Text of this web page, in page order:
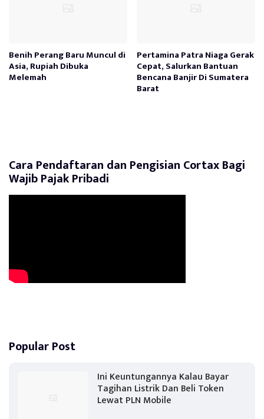
Benih Perang Baru Muncul di
Asia, Rupiah Dibuka
Melemah
Pertamina Patra Niaga Gerak
Cepat, Salurkan Bantuan
Bencana Banjir Di Sumatera
Barat
Cara Pendaftaran dan Pengisian Cortax Bagi
Wajib Pajak Pribadi
Popular Post
Ini Keuntungannya Kalau Bayar
Tagihan Listrik Dan Beli Token
Lewat PLN Mobile